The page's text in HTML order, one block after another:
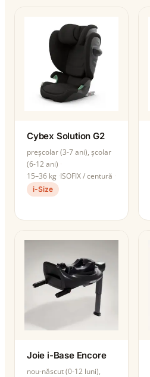
Cybex Solution G2
preșcolar (3-7 ani), școlar
(6-12 ani)
15–36 kg ISOFIX / centură
i-Size
Joie i-Base Encore
nou-născut (0-12 luni),